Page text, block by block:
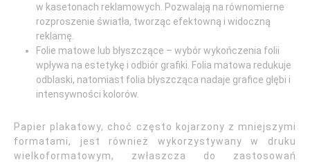
w kasetonach reklamowych. Pozwalają na równomierne
rozproszenie światła, tworząc efektowną i widoczną
reklamę.
Folie matowe lub błyszczące – wybór wykończenia folii
wpływa na estetykę i odbiór grafiki. Folia matowa redukuje
odblaski, natomiast folia błyszcząca nadaje grafice głębi i
intensywności kolorów.
Papier plakatowy, choć często kojarzony z mniejszymi
formatami, jest również wykorzystywany w druku
wielkoformatowym, zwłaszcza do zastosowań